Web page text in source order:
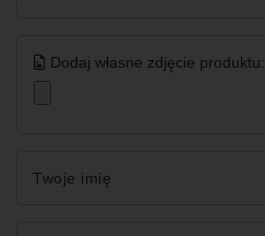
Dodaj własne zdjęcie produktu:
Twoje imię